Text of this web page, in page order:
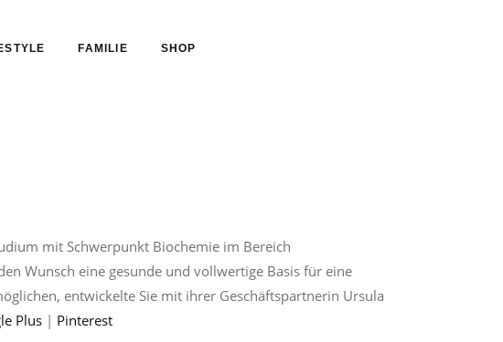
FAMILIE SHOP
mit Schwerpunkt Biochemie im Bereich
Wunsch eine gesunde und vollwertige Basis für eine
entwickelte Sie mit ihrer Geschäftspartnerin Ursula
Plus | Pinterest